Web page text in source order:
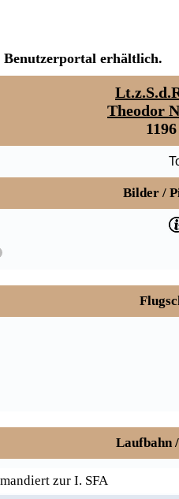
erhältlich.
Theodor
1196
Bilder /
Laufbahn
zur I. SFA